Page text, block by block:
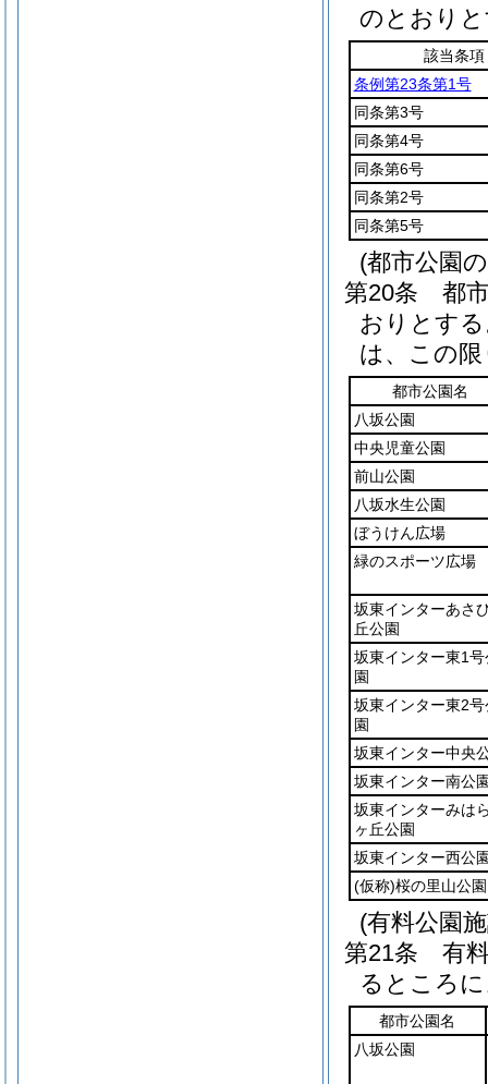
のとおり
該当条項
条例第23条第1号
同条第3号
同条第4号
同条第6号
同条第2号
同条第5号
(都市公園
第20条
都
おりとす
は、この
都市公園名
八坂公園
中央児童公園
前山公園
八坂水生公園
ぼうけん広場
緑のスポーツ広場
坂東インターあさ
丘公園
坂東インター東1号
園
坂東インター東2号
園
坂東インター中央
坂東インター南公
坂東インターみは
ヶ丘公園
坂東インター西公
(仮称)桜の里山公園
(有料公園
第21条
有
るところ
都市公園名
八坂公園